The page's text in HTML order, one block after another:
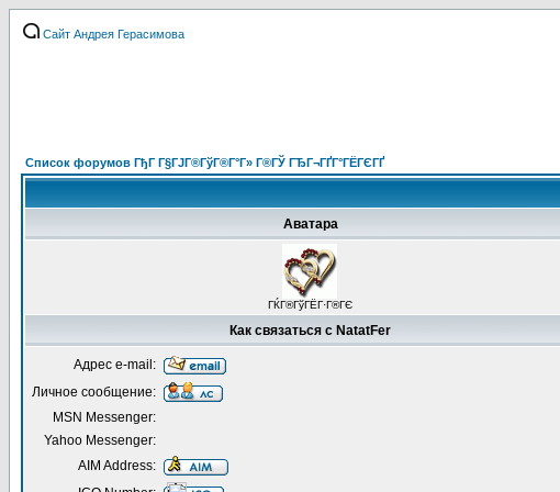
Сайт Андрея Герасимова
Список форумов ГђГ Г§ГЈГ®ГўГ®Г°Г» Г®ГЎ ГЂГ¬ГҐГ°ГЁГЄГҐ
Аватара
ГЌГ®ГўГЁГ·Г®ГЄ
Как связаться с NatatFer
Адрес e-mail:
Личное сообщение:
MSN Messenger:
Yahoo Messenger:
AIM Address: